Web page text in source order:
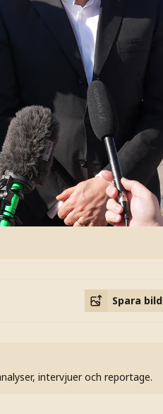
Spara bild
intervjuer och reportage.